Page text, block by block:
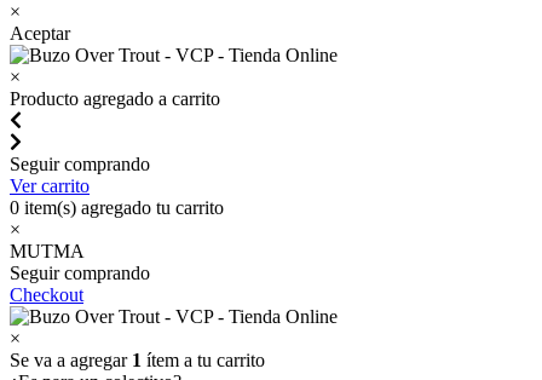
×
Aceptar
×
Producto agregado a carrito
Seguir comprando
Ver carrito
0 item(s) agregado tu carrito
×
MUTMA
Seguir comprando
Checkout
×
Se va a agregar 1 ítem a tu carrito